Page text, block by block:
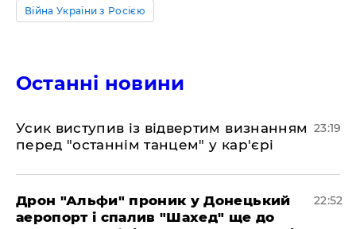
Війна України з Росією
Останні новини
​Усик виступив із відвертим визнанням
перед "останнім танцем" у кар'єрі
23:19
​Дрон "Альфи" проник у Донецький
аеропорт і спалив "Шахед" ще до
22:52